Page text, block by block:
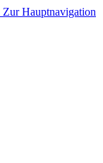
Zur Hauptnavigation